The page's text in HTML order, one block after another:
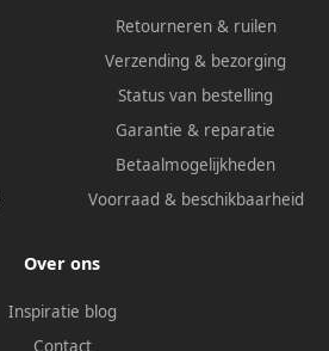
Retourneren & ruilen
Verzending & bezorging
Status van bestelling
Garantie & reparatie
Betaalmogelijkheden
Voorraad & beschikbaarheid
Over ons
Inspiratie blog
Contact